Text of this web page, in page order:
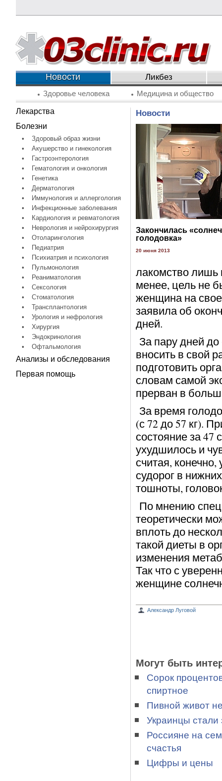
Новости Ликбез
Здоровье человека Медицина и общество
Лекарства
Болезни
•
Здоровый образ жизни
•
Акушерство и гинекология
•
Гастроэнтерология
•
Гематология и онкология
•
Генетика
•
Дерматология
•
Иммунология и аллергология
•
Инфекционные заболевания
•
Кардиология и ревматология
•
Неврология и нейрохирургия
•
Отоларингология
•
Педиатрия
•
Психиатрия и психология
•
Пульмонология
•
Реаниматология
•
Сексология
•
Стоматология
•
Трансплантология
•
Урология и нефрология
•
Хирургия
•
Эндокринология
•
Офтальмология
Анализы и обследования
Первая помощь
Новости
Закончилась
голодовка»
20 июня 2013
лакомство лишь
менее, цель не
женщина на
заявила об
дней.
За пару дней
вносить в свой
подготовить
словам самой
прерван в
За время
(с 72 до 57 кг).
состояние за 47
ухудшилось и
считая,
судорог в
тошноты,
По мнению
теоретически
вплоть до
такой диеты в
изменения
Так что с
женщине
Александр Луговой
Могут быть
Сорок
спиртное
Пивной живот
Украинцы стали
Россияне на
счастья
Цифры и цены